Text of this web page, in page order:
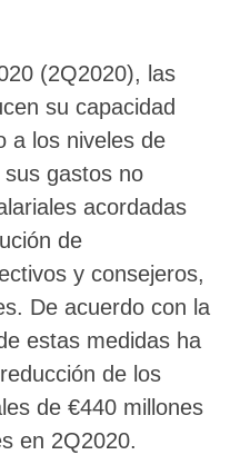
(2Q2020), las
su capacidad
a los niveles de
gastos no
acordadas
de
y consejeros,
De acuerdo con la
estas medidas ha
de los
de €440 millones
en 2Q2020.